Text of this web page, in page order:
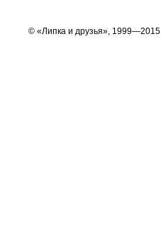
© «Липка и друзья», 1999—2015